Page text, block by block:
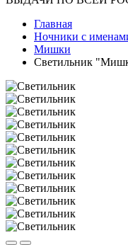
Главная
Ночники с
Мишки
Светильник